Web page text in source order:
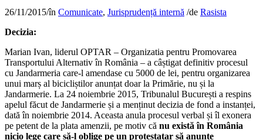
26/11/2015/în Comunicate, Jurisprudență internă /de Rasista
Decizia:
Marian Ivan, liderul OPTAR – Organizatia pentru Promovarea
Transportului Alternativ în România – a câștigat definitiv procesul
cu Jandarmeria care-l amendase cu 5000 de lei, pentru organizarea
unui marș al bicicliștilor anunțat doar la Primărie, nu și la
Jandarmerie. La 24 noiembrie 2015, Tribunalul București a respins
apelul făcut de Jandarmerie și a menținut decizia de fond a instanței,
dată în noiembrie 2014. Aceasta anula procesul verbal și îl exonera
pe petent de la plata amenzii, pe motiv că nu există în România
nicio lege care să-l oblige pe un protestatar să anunțe